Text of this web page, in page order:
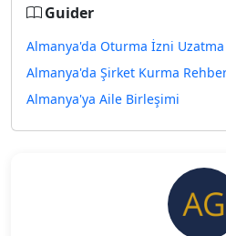
Guider
Almanya'da Oturma İzni Uzatma
Almanya'da Şirket Kurma
Almanya'ya Aile Birleşimi